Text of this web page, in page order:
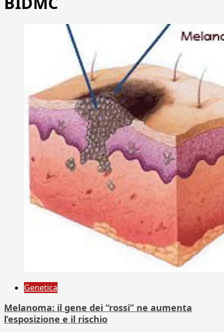
Genetica
Melanoma: il gene dei “rossi” ne aumenta
l’esposizione e il rischio